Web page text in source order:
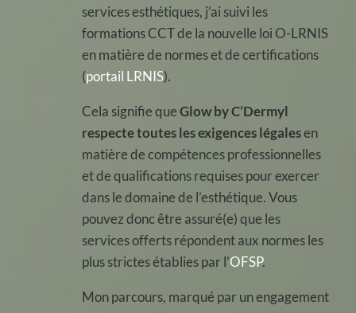
services esthétiques, j’ai suivi les
formations CCT de la nouvelle loi O-LRNIS
en matière de normes et de certifications
(portail LRNIS).
Cela signifie queGlow byC’Dermyl
respecte toutes les exigences légalesen
matière de compétences professionnelles
et de qualifications requises pour exercer
dans le domaine de l’esthétique. Vous
pouvez donc être assuré(e) que les
services offerts répondent aux normes les
plus strictes établies par l’OFSP.
Mon parcours, marqué par un engagement